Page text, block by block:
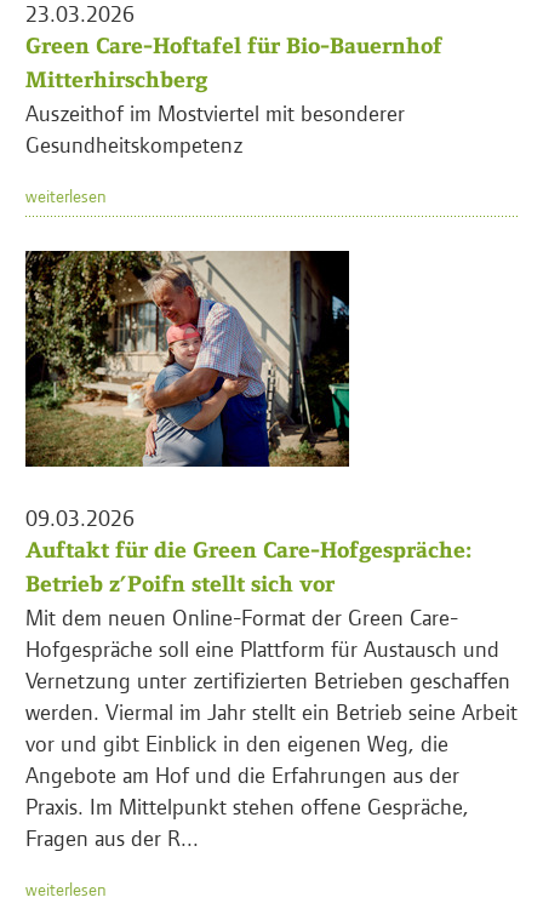
23.03.2026
Green Care-Hoftafel für Bio-Bauernhof
Mitterhirschberg
Auszeithof im Mostviertel mit besonderer
Gesundheitskompetenz
weiterlesen
09.03.2026
Auftakt für die Green Care-Hofgespräche:
Betrieb z’Poifn stellt sich vor
Mit dem neuen Online-Format der Green Care-
Hofgespräche soll eine Plattform für Austausch und
Vernetzung unter zertifizierten Betrieben geschaffen
werden. Viermal im Jahr stellt ein Betrieb seine Arbeit
vor und gibt Einblick in den eigenen Weg, die
Angebote am Hof und die Erfahrungen aus der
Praxis. Im Mittelpunkt stehen offene Gespräche,
Fragen aus der R...
weiterlesen